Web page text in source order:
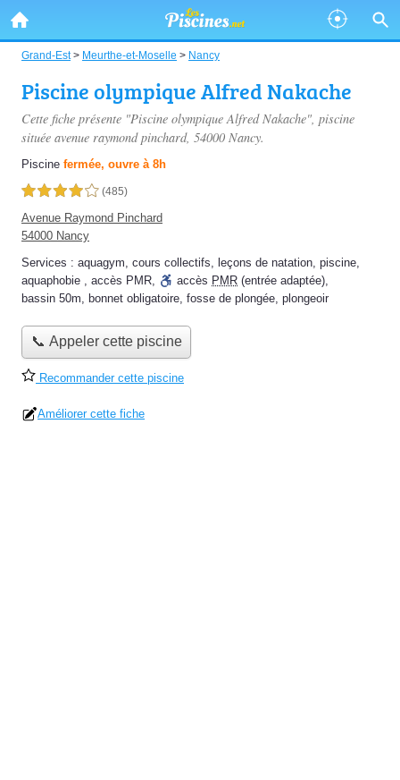
Grand-Est> Meurthe-et-Moselle > Nancy
Piscine olympique Alfred Nakache
Cette fiche présente "Piscine olympique Alfred Nakache", piscine
située avenue raymond pinchard, 54000 Nancy.
Piscine fermée, ouvre à 8h
4,0 étoiles sur 5 (485)
Avenue Raymond Pinchard
54000 Nancy
Services : aquagym, cours collectifs, leçons de natation, piscine,
aquaphobie , accès PMR, accès PMR (entrée adaptée),
bassin 50m, bonnet obligatoire, fosse de plongée, plongeoir
📞 Appeler cette piscine
Recommander cette piscine
Améliorer cette fiche